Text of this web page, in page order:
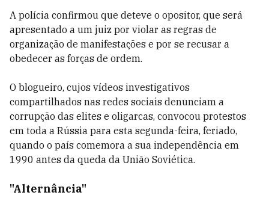
A polícia confirmou que deteve o opositor, que será
apresentado a um juiz por violar as regras de
organização de manifestações e por se recusar a
obedecer as forças de ordem.
O blogueiro, cujos vídeos investigativos
compartilhados nas redes sociais denunciam a
corrupção das elites e oligarcas, convocou protestos
em toda a Rússia para esta segunda-feira, feriado,
quando o país comemora a sua independência em
1990 antes da queda da União Soviética.
"Alternância"